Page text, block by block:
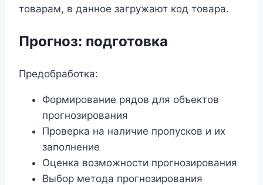
товарам, в данное загружают код товара.
Прогноз: подготовка
Предобработка:
Формирование рядов для объектов
прогнозирования
Проверка на наличие пропусков и их
заполнение
Оценка возможности прогнозирования
Выбор метода прогнозирования